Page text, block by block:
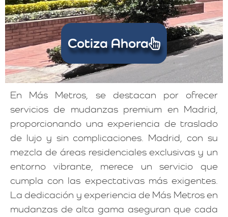
Cotiza Ahora
En Más Metros, se destacan por ofrecer
servicios de mudanzas premium en Madrid,
proporcionando una experiencia de traslado
de lujo y sin complicaciones. Madrid, con su
mezcla de áreas residenciales exclusivas y un
entorno vibrante, merece un servicio que
cumpla con las expectativas más exigentes.
La dedicación y experiencia de Más Metros en
mudanzas de alta gama aseguran que cada